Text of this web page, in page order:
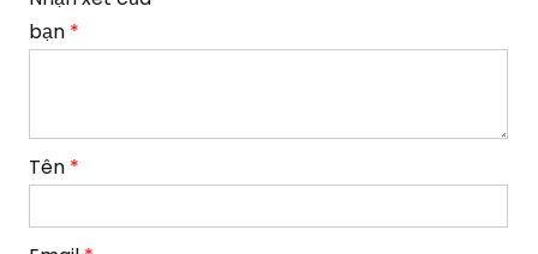
bạn *
Tên *